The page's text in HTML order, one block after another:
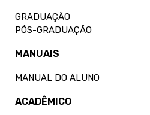
GRADUAÇÃO
PÓS-GRADUAÇÃO
MANUAIS
MANUAL DO ALUNO
ACADÊMICO